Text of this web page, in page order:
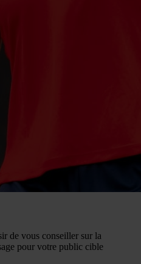
de vous conseiller sur la
pour votre public cible